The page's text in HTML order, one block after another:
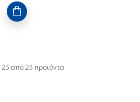
23 από 23 προϊόντα